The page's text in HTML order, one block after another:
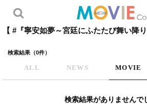
【 #『寧安如夢～宮廷にふたたび舞い降り
検索結果（0件）
ALL NEWS MOVIE
検索結果がありませんで